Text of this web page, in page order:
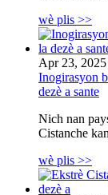
wè plis >>
Apr 23, 2025
Inogirasyon
dezè a sante
Nich nan
Cistanche
wè plis >>